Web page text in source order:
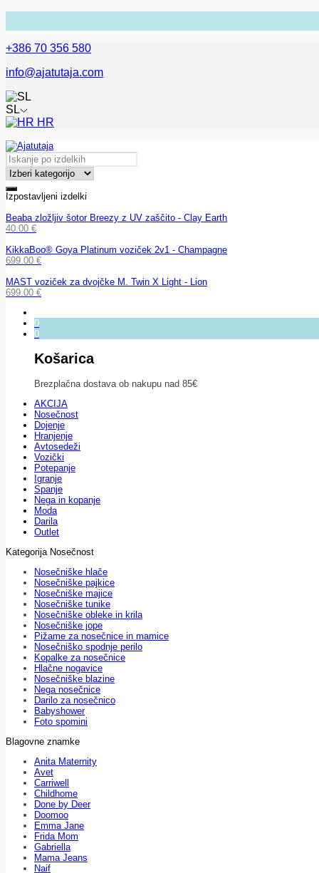
+386 70 356 580
info@ajatutaja.com
SL
HR
Izpostavljeni izdelki
Beaba zložljiv šotor Breezy z UV zaščito - Clay Earth
40.00 €
KikkaBoo® Goya Platinum voziček 2v1 - Champagne
699.00 €
MAST voziček za dvojčke M. Twin X Light - Lion
699.00 €
0
0
Košarica
Brezplačna dostava ob nakupu nad 85€
AKCIJA
Nosečnost
Dojenje
Hranjenje
Avtosedeži
Vozički
Potepanje
Igranje
Spanje
Nega in kopanje
Moda
Darila
Outlet
Kategorija Nosečnost
Nosečniške hlače
Nosečniške pajkice
Nosečniške majice
Nosečniške tunike
Nosečniške obleke in krila
Nosečniške jope
Pižame za nosečnice in mamice
Nosečniško spodnje perilo
Kopalke za nosečnice
Hlačne nogavice
Nosečniške blazine
Nega nosečnice
Darilo za nosečnico
Babyshower
Foto spomini
Blagovne znamke
Anita Maternity
Avet
Carriwell
Childhome
Done by Deer
Doomoo
Emma Jane
Frida Mom
Gabriella
Mama Jeans
Naif